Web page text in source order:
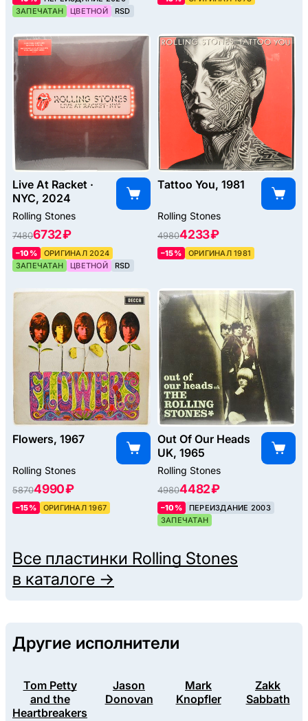
ЗАПЕЧАТАН
ЦВЕТНОЙ RSD
Live At Racket ·
NYC, 2024
Rolling Stones
74806732 ₽
–10%
ОРИГИНАЛ 2024
ЗАПЕЧАТАН
ЦВЕТНОЙ RSD
Tattoo You, 1981
Rolling Stones
49804233 ₽
–15% ОРИГИНАЛ 1981
Flowers, 1967
Rolling Stones
58704990 ₽
–15% ОРИГИНАЛ 1967
Out Of Our Heads
UK, 1965
Rolling Stones
49804482 ₽
–10%
ПЕРЕИЗДАНИЕ 2003
ЗАПЕЧАТАН
Все пластинки Rolling Stones
в каталоге →
Другие исполнители
Tom Petty
and the
Heartbreakers
Jason
Donovan
Mark
Knopfler
Zakk
Sabbath